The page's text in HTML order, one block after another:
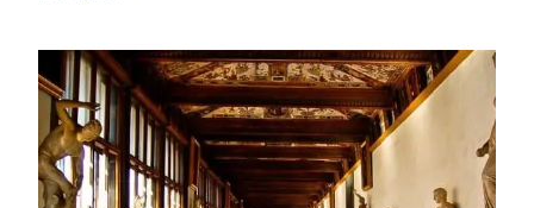
ス
ト
ラ
ン
ツ
ィ
美
術
館
を
訪